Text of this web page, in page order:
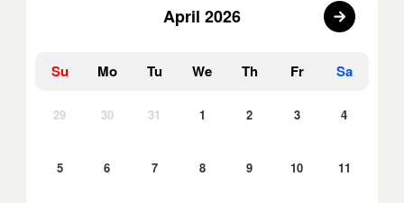
April 2026
Su Mo Tu We Th Fr Sa
29 30 31 1 2 3 4
5 6 7 8 9 10 11